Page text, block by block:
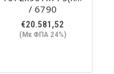
/ 6790
€20.581,52
(Με ΦΠΑ 24%)